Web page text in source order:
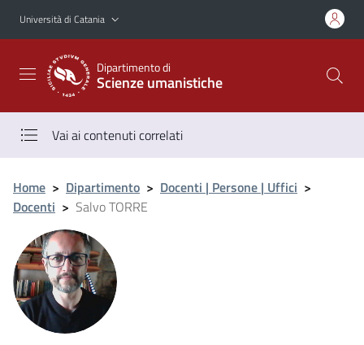
Vai al contenuto principale
Vai al menu di navigazione
Università di Catania
Dipartimento di
Scienze umanistiche
Vai ai contenuti correlati
Home > Dipartimento > Docenti | Persone | Uffici >
Docenti > Salvo TORRE